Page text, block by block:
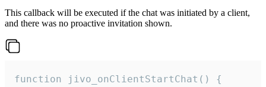
This callback will be executed if the chat was initiated by a client,
and there was no proactive invitation shown.
function jivo_onClientStartChat() {